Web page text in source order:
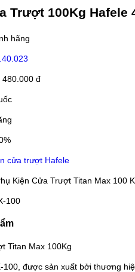
Trượt 100Kg Hafele
hãng
480.000 đ
cửa trượt Hafele
Kiện Cửa Trượt Titan Max 100
100
Titan Max 100Kg
100, được sản xuất bởi thương